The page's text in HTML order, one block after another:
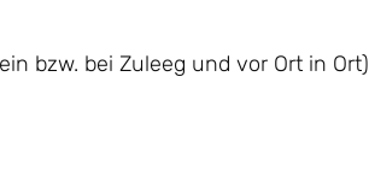
bzw. bei Zuleeg und vor Ort in Ort)